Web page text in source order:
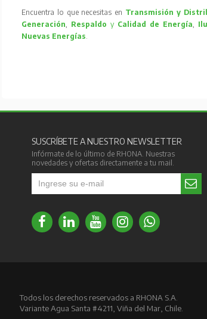
Encuentra lo que necesitas en Transmisión y
Generación, Respaldo y Calidad de Energía,
Nuevas Energías.
SUSCRÍBETE A NUESTRO NEWSLETTER
Infórmate de lo último de RHONA. Nuestras
novedades y ofertas directamente a tu mail.
Todos los derechos reservados a RHONA S.A.
Variante Agua Santa #4211, Viña del Mar, Chile.